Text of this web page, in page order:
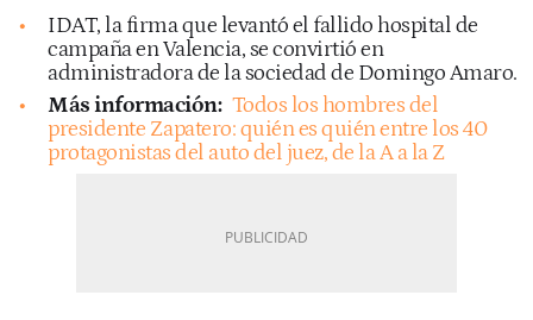
IDAT, la firma que levantó el fallido hospital de
campaña en Valencia, se convirtió en
administradora de la sociedad de Domingo Amaro.
Más información: Todos los hombres del
presidente Zapatero: quién es quién entre los 40
protagonistas del auto del juez, de la A a la Z